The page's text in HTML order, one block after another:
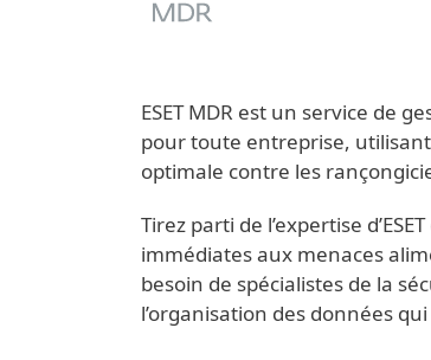
ESET MDR est un service de
pour toute entreprise,
optimale contre les
Tirez parti de l’expertise
immédiates aux menaces
besoin de spécialistes de la
l’organisation des données